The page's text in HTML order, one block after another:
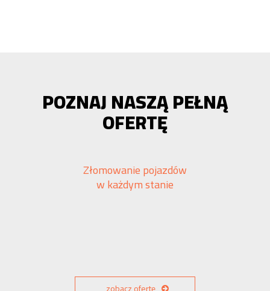
POZNAJ NASZĄ PEŁNĄ
OFERTĘ
Złomowanie pojazdów
w każdym stanie